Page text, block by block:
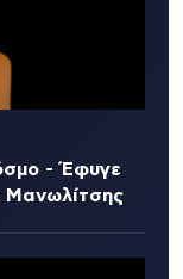
- Έφυγε
Μανωλίτσης